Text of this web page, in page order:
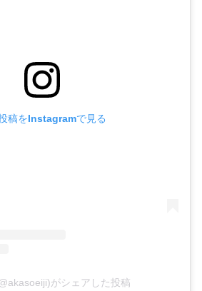
稿をInstagramで見る
がシェアした投稿